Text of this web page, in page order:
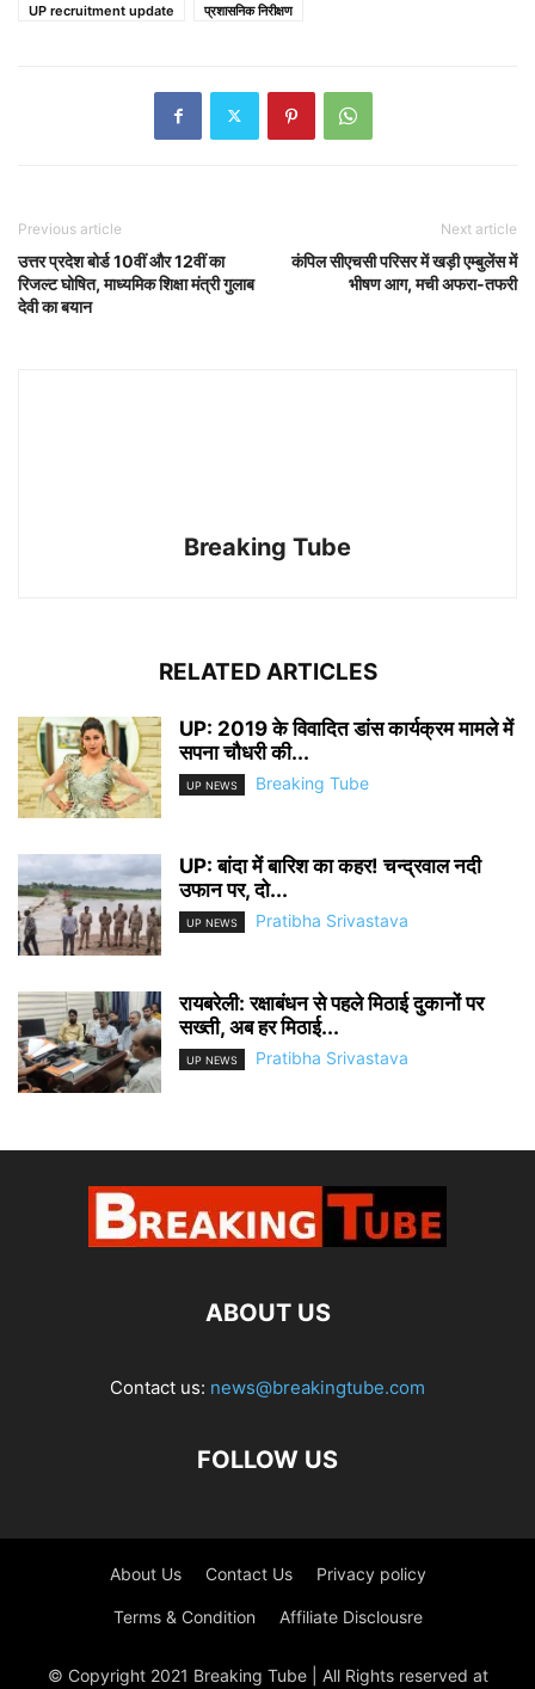
UP recruitment update
प्रशासनिक निरीक्षण
Previous article
उत्तर प्रदेश बोर्ड 10वीं और 12वीं का
रिजल्ट घोषित, माध्यमिक शिक्षा मंत्री गुलाब
देवी का बयान
Next article
कंपिल सीएचसी परिसर में खड़ी एम्बुलेंस में
भीषण आग, मची अफरा-तफरी
Breaking Tube
RELATED ARTICLES
UP: 2019 के विवादित डांस कार्यक्रम मामले में
सपना चौधरी की...
UP NEWS Breaking Tube
UP: बांदा में बारिश का कहर! चन्द्रवाल नदी
उफान पर, दो...
UP NEWS Pratibha Srivastava
रायबरेली: रक्षाबंधन से पहले मिठाई दुकानों पर
सख्ती, अब हर मिठाई...
UP NEWS Pratibha Srivastava
ABOUT US
Contact us: news@breakingtube.com
FOLLOW US
About Us Contact Us Privacy policy
Terms & Condition Affiliate Disclousre
© Copyright 2021 Breaking Tube | All Rights reserved at